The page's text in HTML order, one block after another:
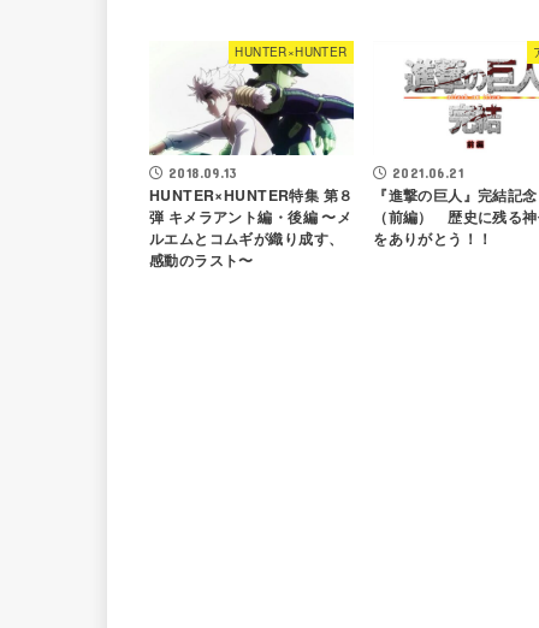
HUNTER×HUNTER
2018.09.13
HUNTER×HUNTER特集 第８
弾 キメラアント編・後編 〜メ
ルエムとコムギが織り成す、
感動のラスト〜
2021.06.21
『進撃の巨人』完結記
（前編） 歴史に残る
をありがとう！！